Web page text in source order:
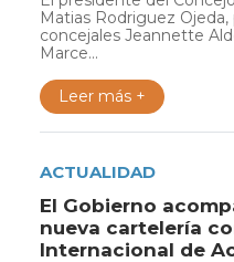
Matias Rodriguez
concejales Jeannette
Marce...
Leer más +
ACTUALIDAD
El Gobierno
nueva cartelería
Internacional de